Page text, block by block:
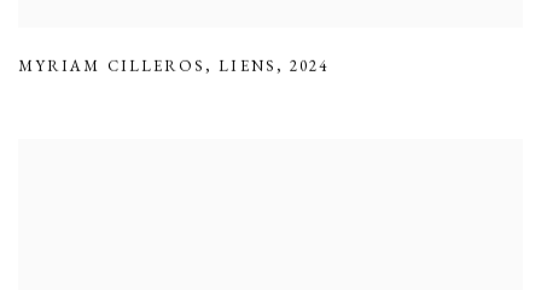
MYRIAM CILLEROS,LIENS, 2024